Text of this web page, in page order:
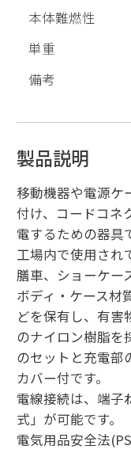
本体難燃性
単重
備考
製品説明
移動機器や電源ケ
付け、コードコネ
電するための器具
工場内で使用され
膳車、ショーケー
ボディ・ケース材
どを保有し、有害
のナイロン樹脂を
のセットと充電部
カバー付です。
電線接続は、端子
式」が可能です。
電気用品安全法